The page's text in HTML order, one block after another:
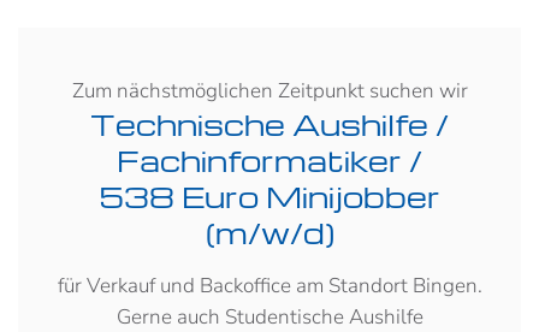
Zum nächstmöglichen Zeitpunkt suchen wir
Technische Aushilfe /
Fachinformatiker /
538 Euro Minijobber
(m/w/d)
für Verkauf und Backoffice am Standort Bingen.
Gerne auch Studentische Aushilfe